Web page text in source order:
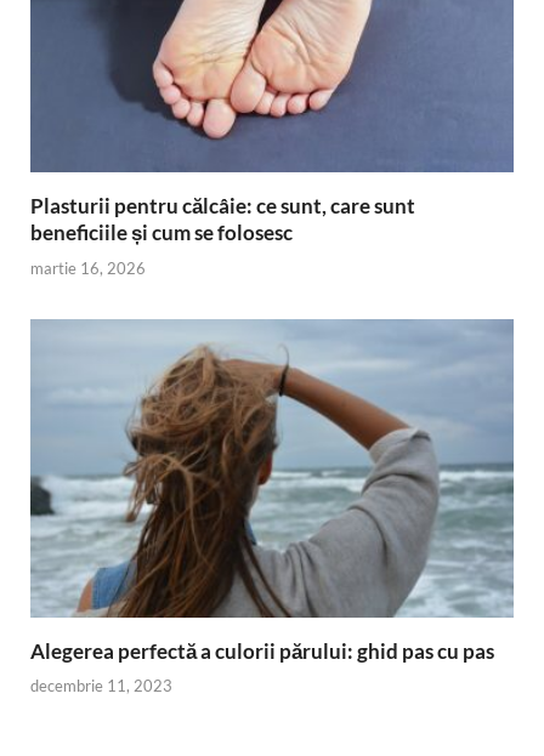
Plasturii pentru călcâie: ce sunt, care sunt
beneficiile și cum se folosesc
martie 16, 2026
Alegerea perfectă a culorii părului: ghid pas cu pas
decembrie 11, 2023